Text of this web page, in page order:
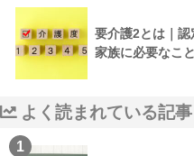
要介護2とは｜認
家族に必要なこ
よく読まれている記事
1